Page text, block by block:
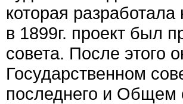
которая
в 1899г. проект был
совета. После этого
Государственном
последнего и Общем